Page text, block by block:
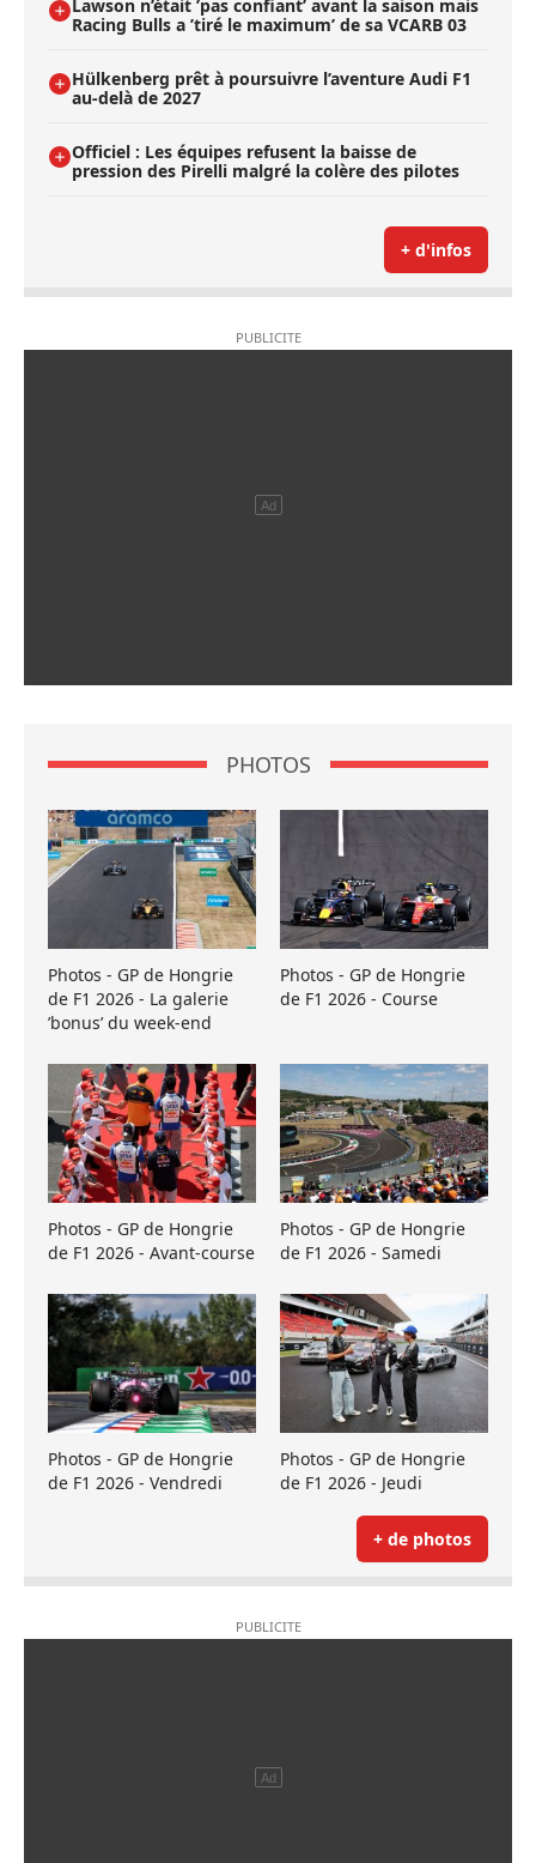
Lawson n’était ’pas confiant’ avant la saison mais
Racing Bulls a ’tiré le maximum’ de sa VCARB 03
Hülkenberg prêt à poursuivre l’aventure Audi F1
au-delà de 2027
Officiel : Les équipes refusent la baisse de
pression des Pirelli malgré la colère des pilotes
+ d'infos
PHOTOS
Photos - GP de Hongrie
de F1 2026 - La galerie
’bonus’ du week-end
Photos - GP de Hongrie
de F1 2026 - Course
Photos - GP de Hongrie
de F1 2026 - Avant-course
Photos - GP de Hongrie
de F1 2026 - Samedi
Photos - GP de Hongrie
de F1 2026 - Vendredi
Photos - GP de Hongrie
de F1 2026 - Jeudi
+ de photos